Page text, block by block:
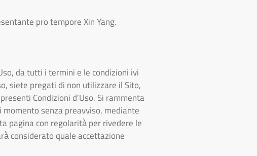
pro tempore Xin Yang.
da tutti i termini e le condizioni ivi
siete pregati di non utilizzare il Sito,
Condizioni d’Uso. Si rammenta
senza preavviso, mediante
pagina con regolarità̀ per rivedere le
considerato quale accettazione